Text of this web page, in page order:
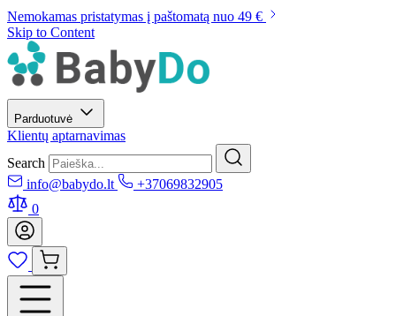
Nemokamas pristatymas į paštomatą nuo 49 €
Skip to Content
Parduotuvė
Klientų aptarnavimas
Search
info@babydo.lt
+37069832905
0